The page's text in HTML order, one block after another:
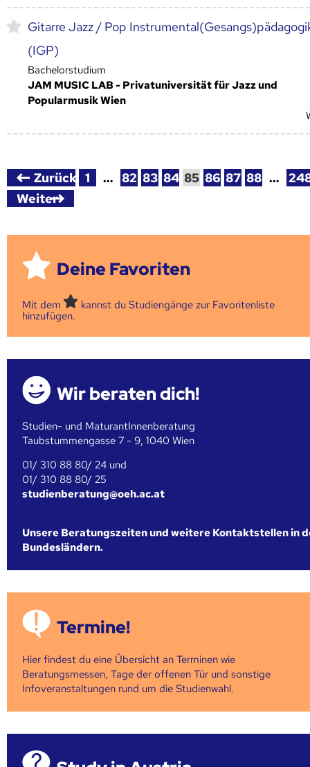
Gitarre Jazz / Pop
(IGP)
Bachelorstudium
JAM MUSIC LAB - Privatuniversität für Jazz und
Popularmusik Wien
Zurück 1 … 82 83 84 85 86 87 88 …
Weiter
Deine Favoriten
Mit dem
kannst du Studiengänge zur Favoritenliste
hinzufügen.
Wir beraten dich!
Studien- und MaturantInnenberatung
Taubstummengasse 7 - 9, 1040 Wien
01/ 310 88 80/ 24 und
01/ 310 88 80/ 25
studienberatung@oeh.ac.at
Unsere Beratungszeiten und weitere Kontaktstellen in
Bundesländern.
Termine!
Hier findest du eine Übersicht an Terminen wie
Beratungsmessen, Tage der offenen Tür und sonstige
Infoveranstaltungen rund um die Studienwahl.